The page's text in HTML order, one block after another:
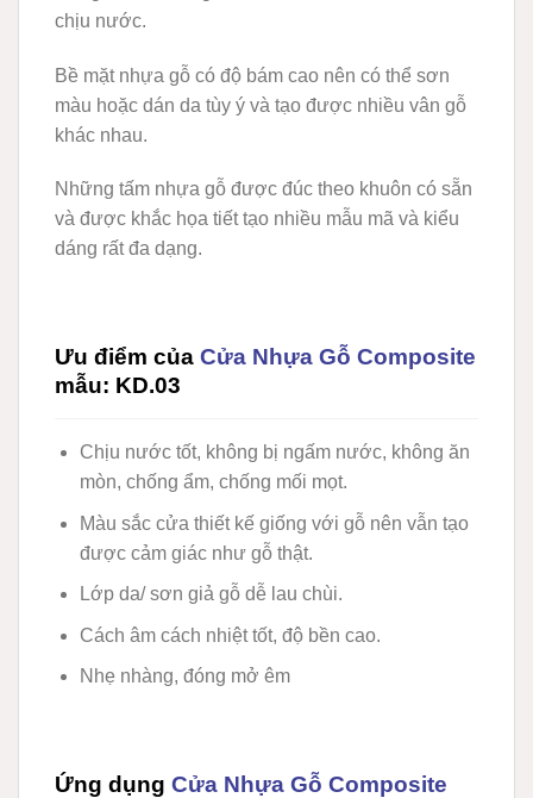
chịu nước.
Bề mặt nhựa gỗ có độ bám cao nên có thể sơn
màu hoặc dán da tùy ý và tạo được nhiều vân gỗ
khác nhau.
Những tấm nhựa gỗ được đúc theo khuôn có sẵn
và được khắc họa tiết tạo nhiều mẫu mã và kiểu
dáng rất đa dạng.
Ưu điểm của Cửa Nhựa Gỗ Composite
mẫu: KD.03
Chịu nước tốt, không bị ngấm nước, không ăn
mòn, chống ẩm, chống mối mọt.
Màu sắc cửa thiết kế giống với gỗ nên vẫn tạo
được cảm giác như gỗ thật.
Lớp da/ sơn giả gỗ dễ lau chùi.
Cách âm cách nhiệt tốt, độ bền cao.
Nhẹ nhàng, đóng mở êm
Ứng dụng Cửa Nhựa Gỗ Composite